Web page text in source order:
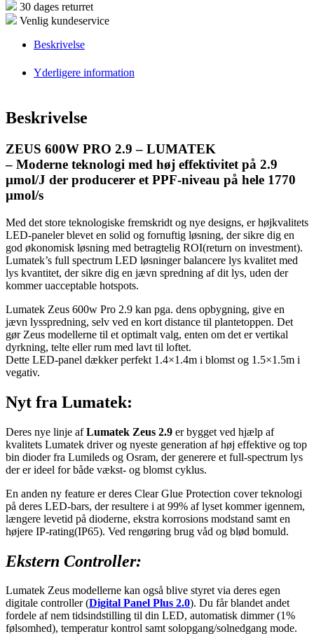
30 dages returret
Venlig kundeservice
Beskrivelse
Yderligere information
Beskrivelse
ZEUS 600W PRO 2.9 – LUMATEK
– Moderne teknologi med høj effektivitet på 2.9
µmol/J der producerer et PPF-niveau på hele 1770
µmol/s
Med det store teknologiske fremskridt og nye designs, er højkvalitets
LED-paneler blevet en solid og fornuftig løsning, der sikre dig en
god økonomisk løsning med betragtelig ROI(return on investment).
Lumatek’s full spectrum LED løsninger balancere lys kvalitet med
lys kvantitet, der sikre dig en jævn spredning af dit lys, uden der
kommer uacceptable hotspots.
Lumatek Zeus 600w Pro 2.9 kan pga. dens opbygning, give en
jævn lysspredning, selv ved en kort distance til plantetoppen. Det
gør Zeus modellerne til et optimalt valg, enten om det er vertikal
dyrkning, telte eller rum med lavt til loftet.
Dette LED-panel dækker perfekt 1.4×1.4m i blomst og 1.5×1.5m i
vegativ.
Nyt fra Lumatek:
Deres nye linje afLumatek Zeus 2.9 er bygget ved hjælp af
kvalitets Lumatek driver og nyeste generation af høj effektive og top
bin dioder fra Lumileds og Osram, der generere et full-spectrum lys
der er ideel for både vækst- og blomst cyklus.
En anden ny feature er deres Clear Glue Protection cover teknologi
på deres LED-bars, der resultere i at 99% af lyset kommer igennem,
længere levetid på dioderne, ekstra korrosions modstand samt en
højere IP-rating(IP65). Ved rengøring brug våd og blød bomuld.
Ekstern Controller:
Lumatek Zeus modellerne kan også blive styret via deres egen
digitale controller (Digital Panel Plus 2.0). Du får blandet andet
fordele af nem tidsindstilling til din LED, automatisk dimmer (1%
følsomhed), temperatur kontrol samt solopgang/solnedgang mode.